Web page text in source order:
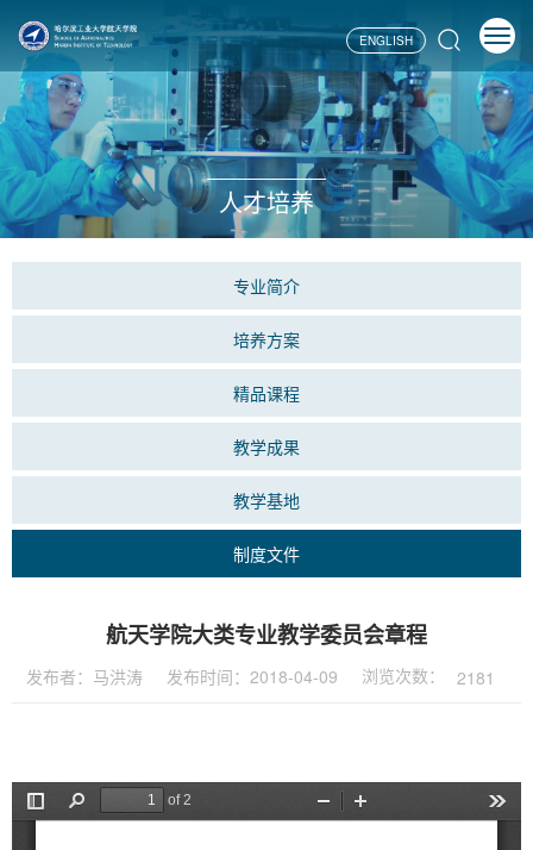
ENGLISH
人才培养
专业简介
培养方案
精品课程
教学成果
教学基地
制度文件
航天学院大类专业教学委员会章程
发布者：马洪涛 发布时间：2018-04-09 浏览次数： 2181